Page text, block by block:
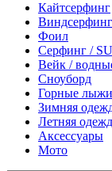
Кайтсерфинг
Виндсерфинг
Фоил
Серфинг /
Вейк /
Сноуборд
Горные лыжи
Зимняя
Летняя
Аксессуары
Мото